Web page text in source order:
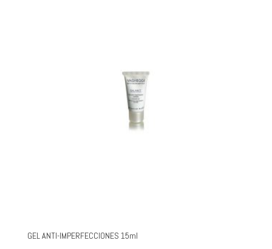
GEL ANTI-IMPERFECCIONES 15ml